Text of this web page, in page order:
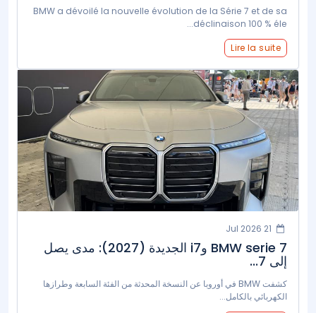
BMW a dévoilé la nouvelle évolution de la Série 7 et de sa
déclinaison 100 % éle...
Lire la suite
BMW serie 7 وi7 الجديدة (2027): مدى يصل
إلى 7...
كشفت BMW في أوروبا عن النسخة المحدثة من الفئة السابعة وطرازها
الكهربائي بالكامل...